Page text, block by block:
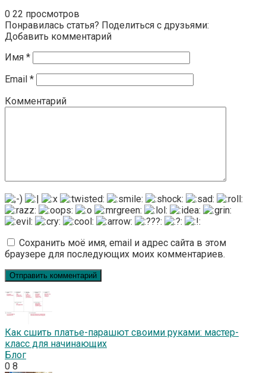
0 22 просмотров
Понравилась статья? Поделиться с друзьями:
Добавить комментарий
Имя *
Email *
Комментарий
Сохранить моё имя, email и адрес сайта в этом
браузере для последующих моих комментариев.
Как сшить платье-парашют своими руками: мастер-
класс для начинающих
Блог
0 8